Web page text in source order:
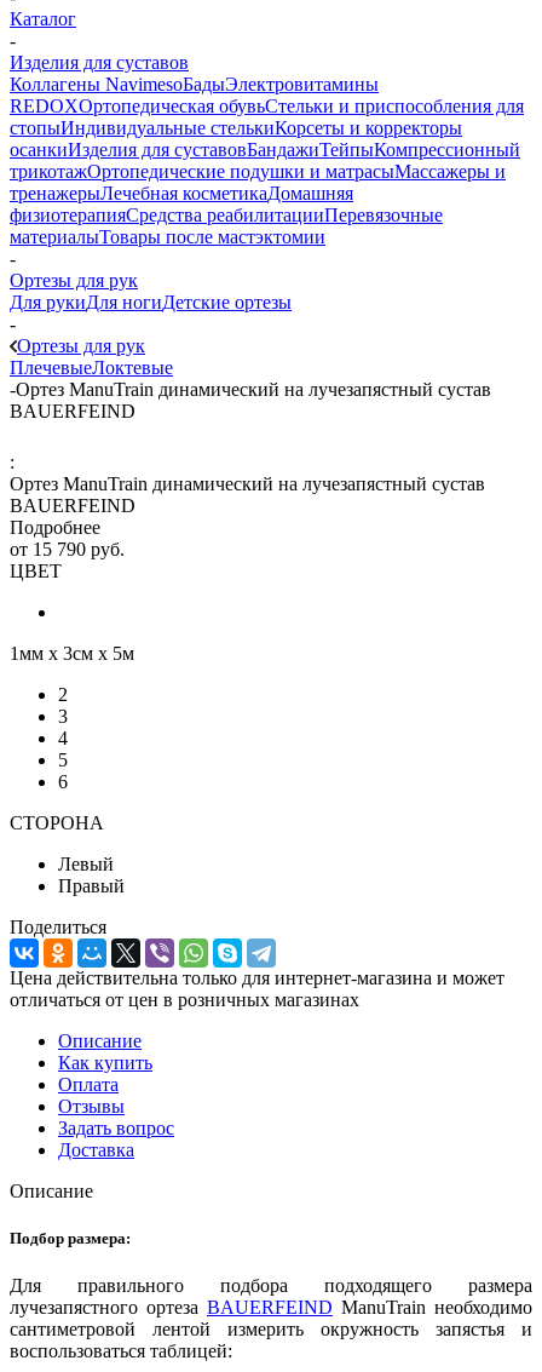
Каталог
-
Изделия для суставов
Коллагены NavimesoБадыЭлектровитамины
REDOXОртопедическая обувьСтельки и приспособления для
стопыИндивидуальные стелькиКорсеты и корректоры
осанкиИзделия для суставовБандажиТейпыКомпрессионный
трикотажОртопедические подушки и матрасыМассажеры и
тренажерыЛечебная косметикаДомашняя
физиотерапияСредства реабилитацииПеревязочные
материалыТовары после мастэктомии
-
Ортезы для рук
Для рукиДля ногиДетские ортезы
-
Ортезы для рук
ПлечевыеЛоктевые
-Ортез ManuTrain динамический на лучезапястный сустав
BAUERFEIND
:
Ортез ManuTrain динамический на лучезапястный сустав
BAUERFEIND
Подробнее
от 15 790 руб.
ЦВЕТ
1мм х 3см х 5м
2
3
4
5
6
СТОРОНА
Левый
Правый
Поделиться
Цена действительна только для интернет-магазина и может
отличаться от цен в розничных магазинах
Описание
Как купить
Оплата
Отзывы
Задать вопрос
Доставка
Описание
Подбор размера:
Для правильного подбора подходящего размера
лучезапястного ортеза BAUERFEIND ManuTrain необходимо
сантиметровой лентой измерить окружность запястья и
воспользоваться таблицей: